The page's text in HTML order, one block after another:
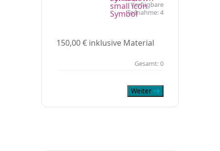
Verfügbare
Teilnahme:4
150,00 € inklusive Material
Gesamt:0
Weiter